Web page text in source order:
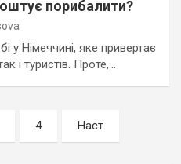
порибалити?
у Німеччині, яке привертає
і туристів. Проте,…
4 Наст